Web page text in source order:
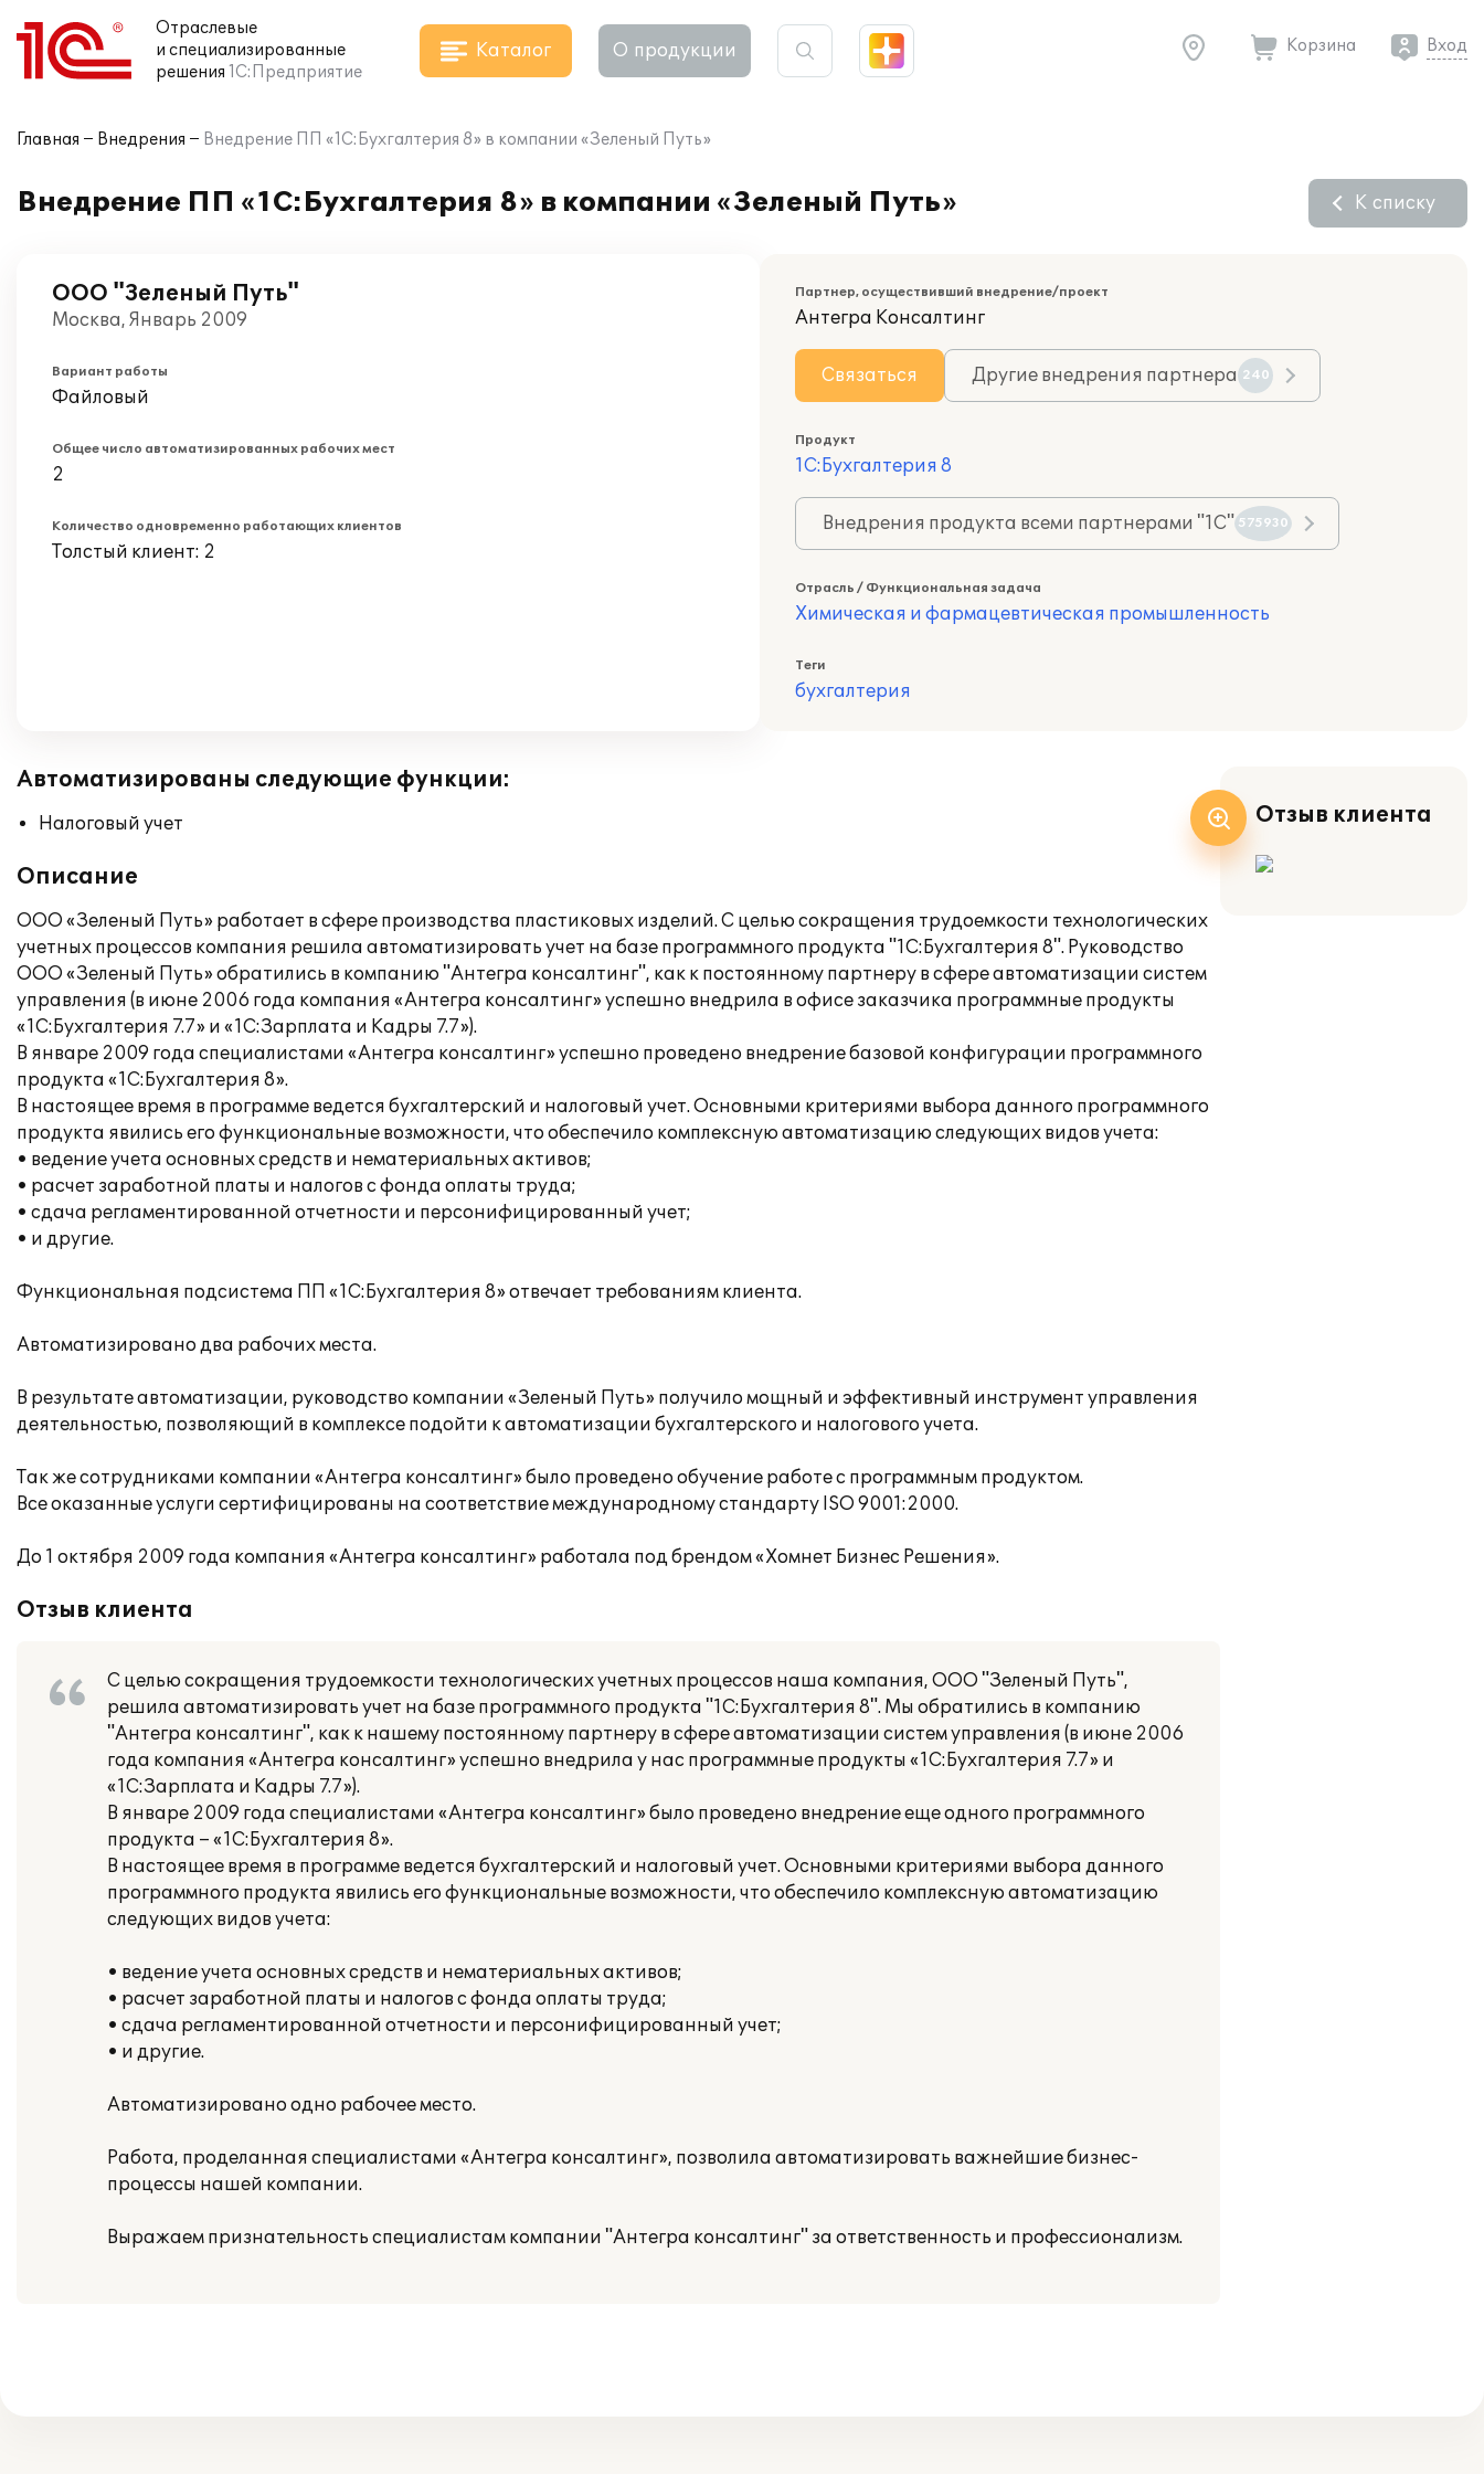
Отраслевые
и специализированные
решения 1С:Предприятие
Каталог О продукции Корзина Вход
Главная Внедрения Внедрение ПП «1С:Бухгалтерия 8» в компании «Зеленый Путь»
Внедрение ПП «1С:Бухгалтерия 8» в компании «Зеленый Путь» К списку
ООО "Зеленый Путь"
Москва, Январь 2009
Вариант работы
Файловый
Общее число автоматизированных рабочих мест
2
Количество одновременно работающих клиентов
Толстый клиент: 2
Партнер, осуществивший внедрение/проект
Антегра Консалтинг
Связаться Другие внедрения партнера 240
Продукт
1С:Бухгалтерия 8
Внедрения продукта всеми партнерами "1С" 575930
Отрасль / Функциональная задача
Химическая и фармацевтическая промышленность
Теги
бухгалтерия
Автоматизированы следующие функции:
Налоговый учет
Описание
ООО «Зеленый Путь» работает в сфере производства пластиковых изделий. С целью сокращения трудоемкости технологических
учетных процессов компания решила автоматизировать учет на базе программного продукта "1С:Бухгалтерия 8". Руководство
ООО «Зеленый Путь» обратились в компанию "Антегра консалтинг", как к постоянному партнеру в сфере автоматизации систем
управления (в июне 2006 года компания «Антегра консалтинг» успешно внедрила в офисе заказчика программные продукты
«1С:Бухгалтерия 7.7» и «1С:Зарплата и Кадры 7.7»).
В январе 2009 года специалистами «Антегра консалтинг» успешно проведено внедрение базовой конфигурации программного
продукта «1С:Бухгалтерия 8».
В настоящее время в программе ведется бухгалтерский и налоговый учет. Основными критериями выбора данного программного
продукта явились его функциональные возможности, что обеспечило комплексную автоматизацию следующих видов учета:
• ведение учета основных средств и нематериальных активов;
• расчет заработной платы и налогов с фонда оплаты труда;
• сдача регламентированной отчетности и персонифицированный учет;
• и другие.
Функциональная подсистема ПП «1С:Бухгалтерия 8» отвечает требованиям клиента.
Автоматизировано два рабочих места.
В результате автоматизации, руководство компании «Зеленый Путь» получило мощный и эффективный инструмент управления
деятельностью, позволяющий в комплексе подойти к автоматизации бухгалтерского и налогового учета.
Так же сотрудниками компании «Антегра консалтинг» было проведено обучение работе с программным продуктом.
Все оказанные услуги сертифицированы на соответствие международному стандарту ISO 9001:2000.
До 1 октября 2009 года компания «Антегра консалтинг» работала под брендом «Хомнет Бизнес Решения».
Отзыв клиента
С целью сокращения трудоемкости технологических учетных процессов наша компания, ООО "Зеленый Путь",
решила автоматизировать учет на базе программного продукта "1С:Бухгалтерия 8". Мы обратились в компанию
"Антегра консалтинг", как к нашему постоянному партнеру в сфере автоматизации систем управления (в июне 2006
года компания «Антегра консалтинг» успешно внедрила у нас программные продукты «1С:Бухгалтерия 7.7» и
«1С:Зарплата и Кадры 7.7»).
В январе 2009 года специалистами «Антегра консалтинг» было проведено внедрение еще одного программного
продукта – «1С:Бухгалтерия 8».
В настоящее время в программе ведется бухгалтерский и налоговый учет. Основными критериями выбора данного
программного продукта явились его функциональные возможности, что обеспечило комплексную автоматизацию
следующих видов учета:
• ведение учета основных средств и нематериальных активов;
• расчет заработной платы и налогов с фонда оплаты труда;
• сдача регламентированной отчетности и персонифицированный учет;
• и другие.
Автоматизировано одно рабочее место.
Работа, проделанная специалистами «Антегра консалтинг», позволила автоматизировать важнейшие бизнес-
процессы нашей компании.
Выражаем признательность специалистам компании "Антегра консалтинг" за ответственность и профессионализм.
Отзыв клиента